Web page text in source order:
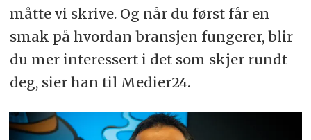
måtte vi skrive. Og når du først får en
smak på hvordan bransjen fungerer, blir
du mer interessert i det som skjer rundt
deg, sier han til Medier24.